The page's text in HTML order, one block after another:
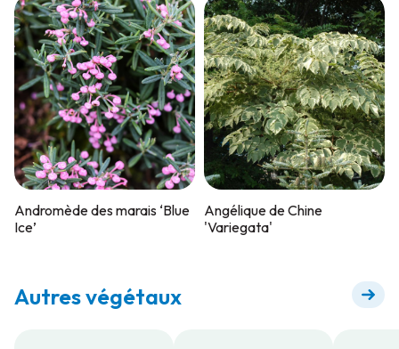
Andromède des marais ‘Blue
Ice’
Angélique de Chine
'Variegata'
Autres végétaux